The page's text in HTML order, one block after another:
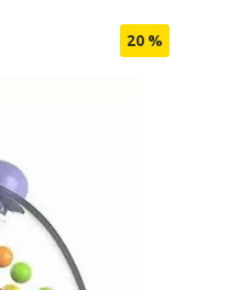
20 %